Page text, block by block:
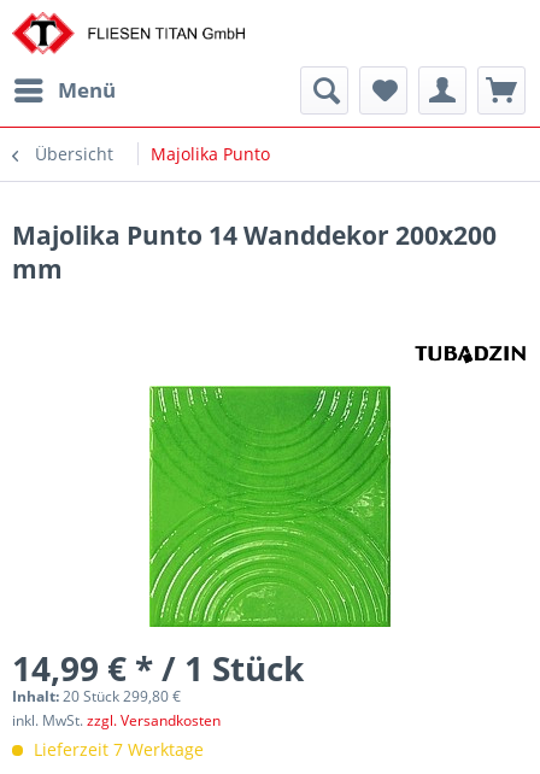
Menü
Übersicht Majolika Punto
Majolika Punto 14 Wanddekor 200x200
mm
14,99 € * / 1 Stück
Inhalt:20 Stück 299,80 €
inkl. MwSt.zzgl. Versandkosten
Lieferzeit 7 Werktage